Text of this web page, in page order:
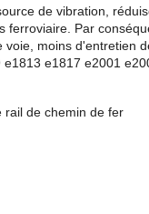
de vibration,
Par
moins d'entretien
e1817 e2001
rail de chemin de fer